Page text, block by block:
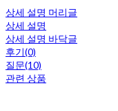
상세 설명 머리글
상세 설명
상세 설명 바닥글
후기(0)
질문(10)
관련 상품